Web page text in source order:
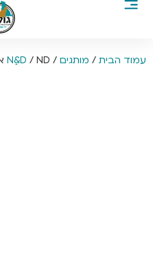
עמוד הבית / מותגים / Nַ&D / ND אנסס עוף רימון סניור 12 ק”ג